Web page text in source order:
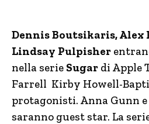
Dennis Boutsikaris, Alex
Lindsay Pulpisher
nella serie Sugar di Apple
Farrell Kirby Howell-
protagonisti. Anna Gunn
saranno guest star. La